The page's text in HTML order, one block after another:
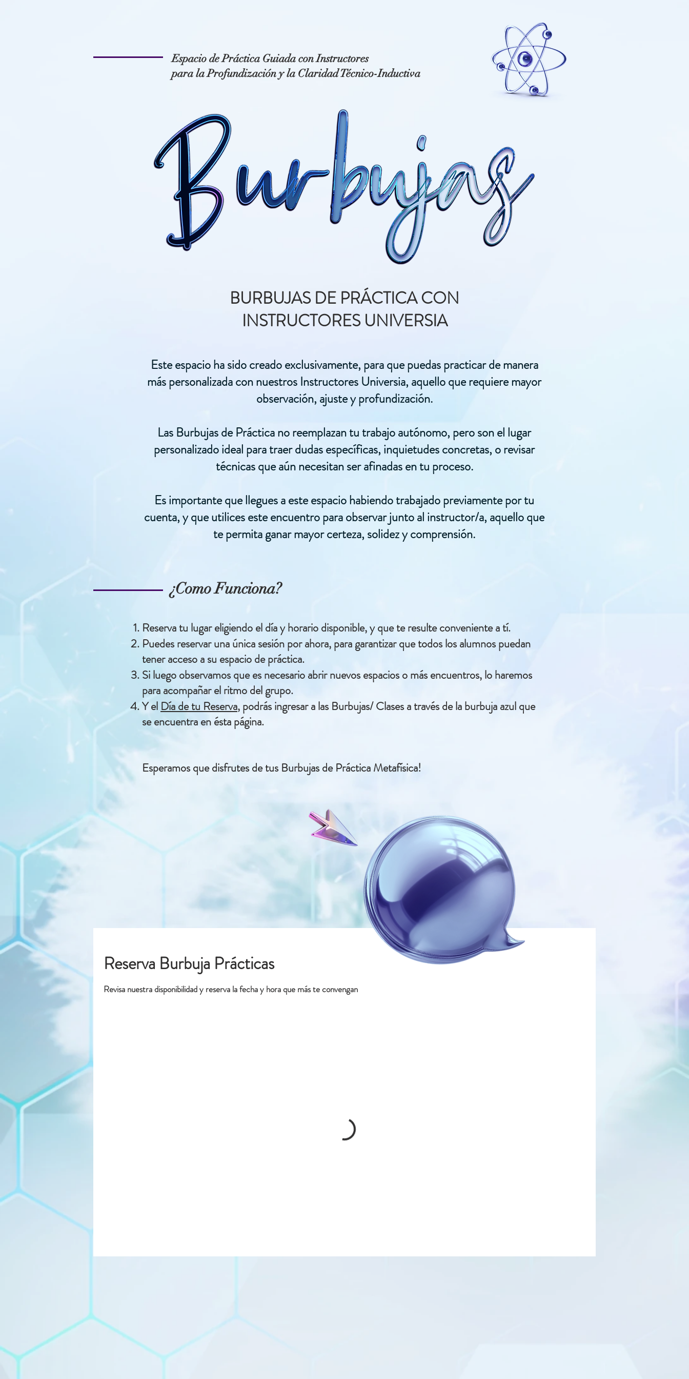
Espacio de Práctica Guiada con Instructores
para la Profundización y la Claridad Técnico-Inductiva
BURBUJAS DE PRÁCTICA CON
INSTRUCTORES UNIVERSIA
Este espacio ha sido creado exclusivamente, para que puedas practicar de manera
más personalizada con nuestros Instructores Universia, aquello que requiere mayor
observación, ajuste y profundización.
Las Burbujas de Práctica no reemplazan tu trabajo autónomo, pero son el lugar
personalizado ideal para traer dudas específicas, inquietudes concretas, o revisar
técnicas que aún necesitan ser afinadas en tu proceso.
Es importante que llegues a este espacio habiendo trabajado previamente por tu
cuenta, y que utilices este encuentro para observar junto al instructor/a, aquello que
te permita ganar mayor certeza, solidez y comprensión.
¿Como Funciona?
Reserva tu lugar eligiendo el día y horario disponible, y que te resulte conveniente a tí.
Puedes reservar una única sesión por ahora, para garantizar que todos los alumnos puedan
tener acceso a su espacio de práctica.
Si luego observamos que es necesario abrir nuevos espacios o más encuentros, lo haremos
para acompañar el ritmo del grupo.
Y el Día de tu Reserva, podrás ingresar a las Burbujas/ Clases a través de la burbuja azul que
se encuentra en ésta página.
Esperamos que disfrutes de tus Burbujas de Práctica Metafísica!
Reserva Burbuja Prácticas
Revisa nuestra disponibilidad y reserva la fecha y hora que más te convengan